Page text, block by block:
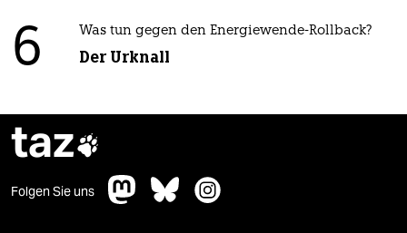
6 Was tun gegen den Energiewende-Rollback?
Der Urknall
taz
Folgen Sie uns